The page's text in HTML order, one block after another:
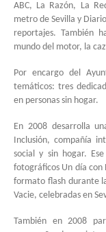
ABC, La Razón, La
metro de Sevilla y
reportajes. También
mundo del motor, la
Por encargo del
temáticos: tres
en personas sin hogar.
En 2008 desarrolla
Inclusión, compañía
social y sin hogar.
fotográficos Un día con
formato flash durante
Vacie, celebradas en
También en 2008